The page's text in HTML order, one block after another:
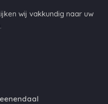
wij vakkundig naar uw